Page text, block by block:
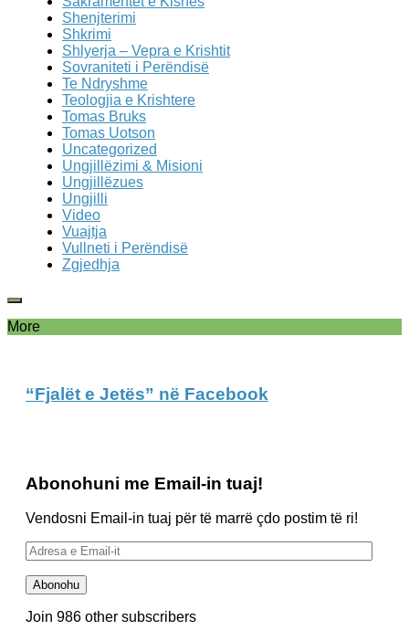
Shenjterimi
Shkrimi
Shlyerja – Vepra e Krishtit
Sovraniteti i Perëndisë
Te Ndryshme
Teologjia e Krishtere
Tomas Bruks
Tomas Uotson
Uncategorized
Ungjillëzimi & Misioni
Ungjillëzues
Ungjilli
Video
Vuajtja
Vullneti i Perëndisë
Zgjedhja
More
“Fjalët e Jetës” në Facebook
Abonohuni me Email-in tuaj!
Vendosni Email-in tuaj për të marrë çdo postim të ri!
Adresa
e
Email-
it
Abonohu
Join 986 other subscribers